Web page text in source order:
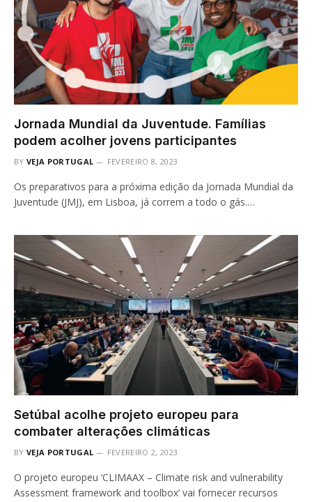
Jornada Mundial da Juventude. Famílias
podem acolher jovens participantes
BY VEJA PORTUGAL FEVEREIRO 8, 2023
Os preparativos para a próxima edição da Jornada Mundial da
Juventude (JMJ), em Lisboa, já correm a todo o gás.…
Setúbal acolhe projeto europeu para
combater alterações climáticas
BY VEJA PORTUGAL FEVEREIRO 2, 2023
O projeto europeu ‘CLIMAAX – Climate risk and vulnerability
Assessment framework and toolbox’ vai fornecer recursos